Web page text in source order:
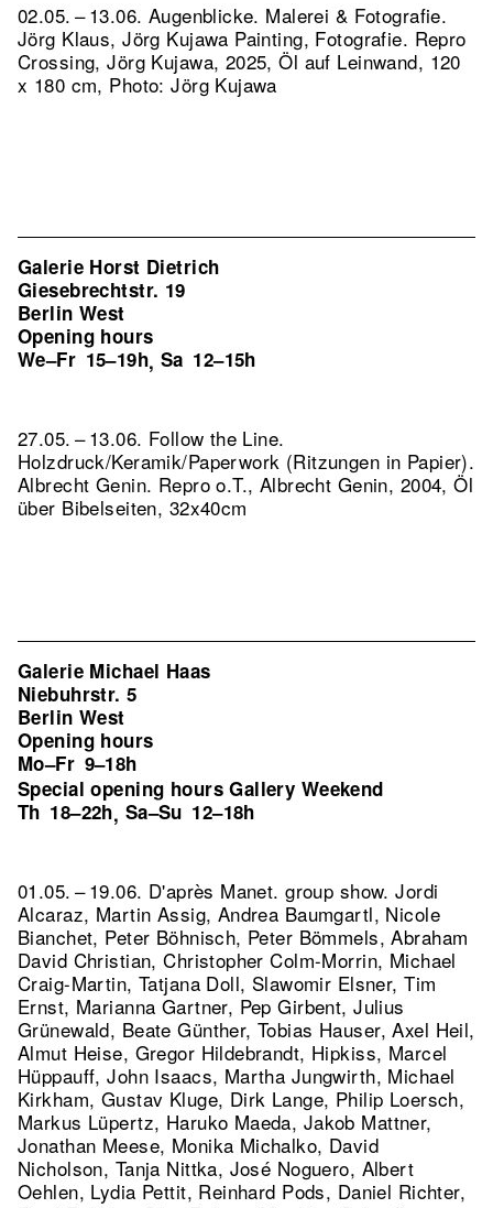
02.05. – 13.06. Augenblicke. Malerei & Fotografie.
Jörg Klaus, Jörg Kujawa Painting, Fotografie. Repro
Crossing, Jörg Kujawa, 2025, Öl auf Leinwand, 120
x 180 cm, Photo: Jörg Kujawa
Galerie Horst Dietrich
Giesebrechtstr. 19
Berlin West
Opening hours
We–Fr 15–19h, Sa 12–15h
27.05. – 13.06. Follow the Line.
Holzdruck/Keramik/Paperwork (Ritzungen in Papier).
Albrecht Genin. Repro o.T., Albrecht Genin, 2004, Öl
über Bibelseiten, 32x40cm
Galerie Michael Haas
Niebuhrstr. 5
Berlin West
Opening hours
Mo–Fr 9–18h
Special opening hours Gallery Weekend
Th 18–22h, Sa–Su 12–18h
01.05. – 19.06. D'après Manet. group show. Jordi
Alcaraz, Martin Assig, Andrea Baumgartl, Nicole
Bianchet, Peter Böhnisch, Peter Bömmels, Abraham
David Christian, Christopher Colm-Morrin, Michael
Craig-Martin, Tatjana Doll, Slawomir Elsner, Tim
Ernst, Marianna Gartner, Pep Girbent, Julius
Grünewald, Beate Günther, Tobias Hauser, Axel Heil,
Almut Heise, Gregor Hildebrandt, Hipkiss, Marcel
Hüppauff, John Isaacs, Martha Jungwirth, Michael
Kirkham, Gustav Kluge, Dirk Lange, Philip Loersch,
Markus Lüpertz, Haruko Maeda, Jakob Mattner,
Jonathan Meese, Monika Michalko, David
Nicholson, Tanja Nittka, José Noguero, Albert
Oehlen, Lydia Pettit, Reinhard Pods, Daniel Richter,